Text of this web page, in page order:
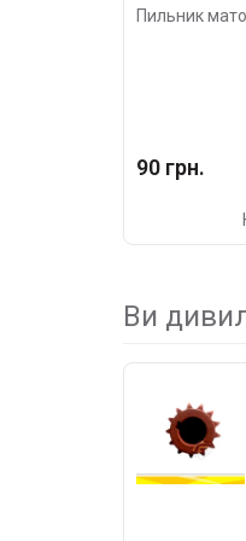
Пильник
90 грн.
Ви